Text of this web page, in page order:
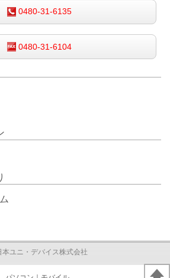
0480-31-6135
0480-31-6104
本ユニ・デバイス株式会社